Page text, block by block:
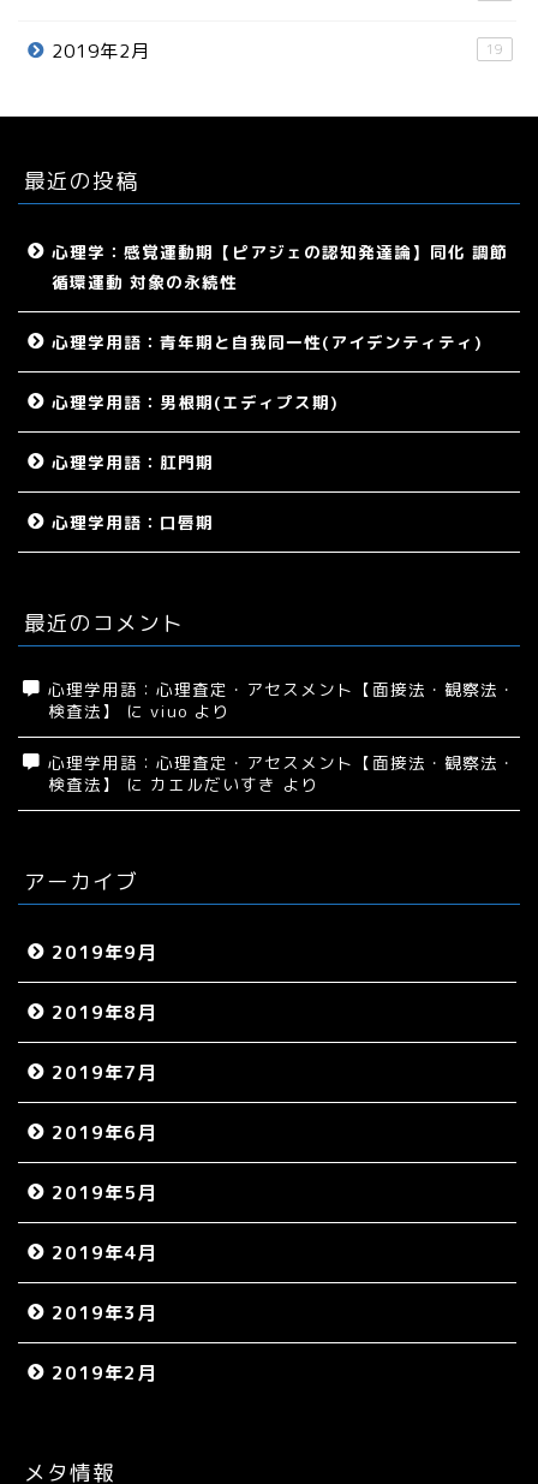
2019年2月 19
最近の投稿
心理学：感覚運動期【ピアジェの認知発達論】同化 調節
循環運動 対象の永続性
心理学用語：青年期と自我同一性(アイデンティティ)
心理学用語：男根期(エディプス期)
心理学用語：肛門期
心理学用語：口唇期
最近のコメント
心理学用語：心理査定・アセスメント【面接法・観察法・
検査法】
に viuo より
心理学用語：心理査定・アセスメント【面接法・観察法・
検査法】
に カエルだいすき より
アーカイブ
2019年9月
2019年8月
2019年7月
2019年6月
2019年5月
2019年4月
2019年3月
2019年2月
メタ情報